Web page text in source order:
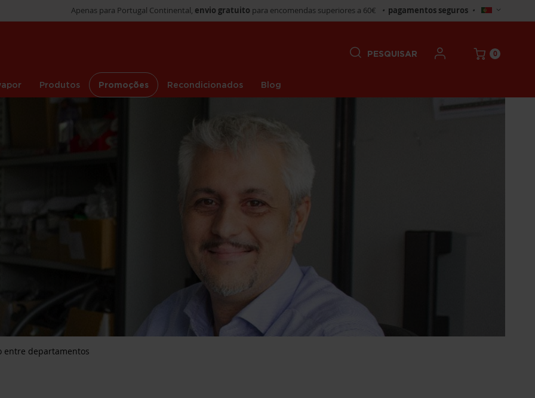
Apenas para Portugal Continental, envio gratuito para encomendas superiores a 60€ • pagamentos seguros •
Selecionar
Loja
Produtos Promoções Recondicionados Blog
PESQUISAR 0
entre departamentos